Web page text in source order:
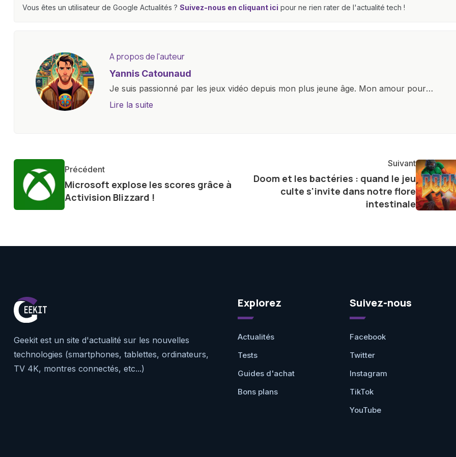
Vous êtes un utilisateur de Google Actualités ? Suivez-nous en cliquant ici pour ne rien rater de l'actualité tech !
A propos de l'auteur
Yannis Catounaud
Je suis passionné par les jeux vidéo depuis mon plus jeune âge. Mon amour pour
l'univers numérique m'a conduit à explorer constamment les dernières avancées dans
communauté en ligne. Mon engagement envers l'exploration constante des frontières
de la technologie me permet de présenter aux lecteurs un aperçu captivant de ce que
le futur numérique nous réserve.
Lire la suite
Précédent
Microsoft explose les scores grâce à
Activision Blizzard !
Suivant
Doom et les bactéries : quand le jeu
culte s'invite dans notre flore
intestinale
Geekit est un site d'actualité sur les nouvelles
technologies (smartphones, tablettes, ordinateurs,
TV 4K, montres connectés, etc...)
Explorez
Actualités
Tests
Guides d'achat
Bons plans
Suivez-nous
Facebook
Twitter
Instagram
TikTok
YouTube